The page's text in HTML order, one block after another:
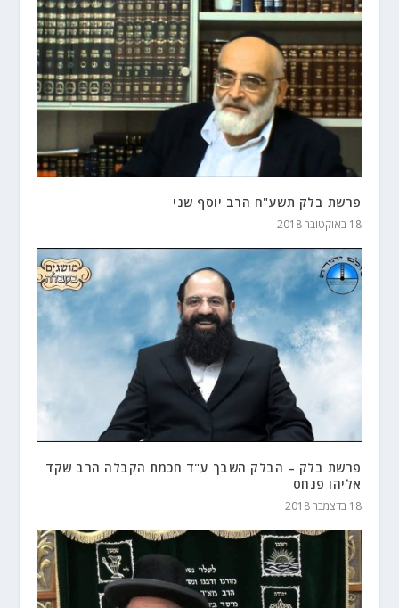
פרשת בלק תשע"ח הרב יוסף שני
18 באוקטובר 2018
פרשת בלק – הבלק השבך ע"ד חכמת הקבלה הרב שקד
אליהו פנחס
18 בדצמבר 2018